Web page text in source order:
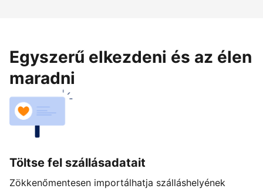
Egyszerű elkezdeni és az élen
maradni
Töltse fel szállásadatait
Zökkenőmentesen importálhatja szálláshelyének